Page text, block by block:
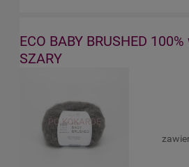
ECO BABY BRUSHED 100%
SZARY